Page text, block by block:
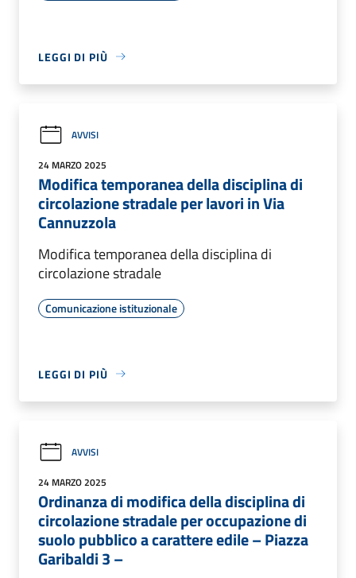
LEGGI DI PIÙ
AVVISI
24 MARZO 2025
Modifica temporanea della disciplina di
circolazione stradale per lavori in Via
Cannuzzola
Modifica temporanea della disciplina di
circolazione stradale
Comunicazione istituzionale
LEGGI DI PIÙ
AVVISI
24 MARZO 2025
Ordinanza di modifica della disciplina di
circolazione stradale per occupazione di
suolo pubblico a carattere edile – Piazza
Garibaldi 3 –